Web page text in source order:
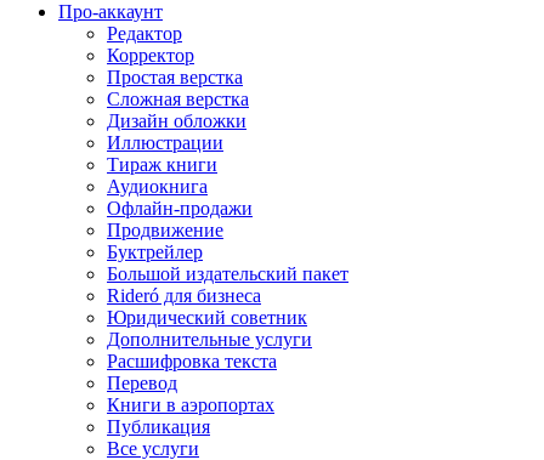
Про-аккаунт
Редактор
Корректор
Простая верстка
Сложная верстка
Дизайн обложки
Иллюстрации
Тираж книги
Аудиокнига
Офлайн-продажи
Продвижение
Буктрейлер
Большой издательский пакет
Rideró для бизнеса
Юридический советник
Дополнительные услуги
Расшифровка текста
Перевод
Книги в аэропортах
Публикация
Все услуги